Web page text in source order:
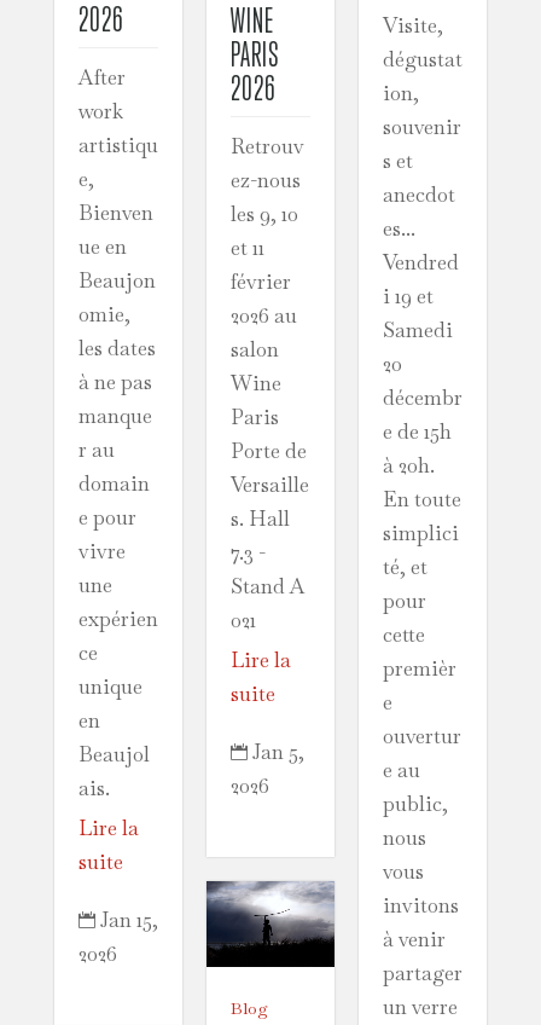
2026
After
work
artistiqu
e,
Bienven
ue en
Beaujon
omie,
les dates
à ne pas
manque
r au
domain
e pour
vivre
une
expérien
ce
unique
en
Beaujol
ais.
Lire la
suite
 Jan 15,
2026
WINE
PARIS
2026
Retrouv
ez-nous
les 9, 10
et 11
février
2026 au
salon
Wine
Paris
Porte de
Versaille
s. Hall
7.3 -
Stand A
021
Lire la
suite
 Jan 5,
2026
Visite,
dégustat
ion,
souvenir
s et
anecdot
es...
Vendred
i 19 et
Samedi
20
décembr
e de 15h
à 20h.
En toute
simplici
té, et
pour
cette
premièr
e
ouvertur
e au
public,
nous
vous
invitons
à venir
partager
un verre
Blog